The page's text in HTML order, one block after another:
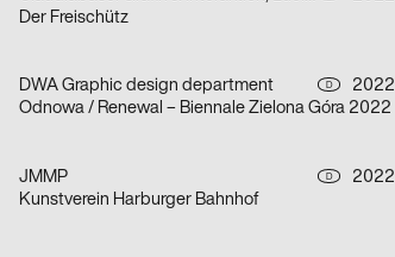
Der Freischütz
DWA Graphic design department D
2022
Odnowa / Renewal – Biennale Zielona Góra 2022
JMMP D
2022
Kunstverein Harburger Bahnhof